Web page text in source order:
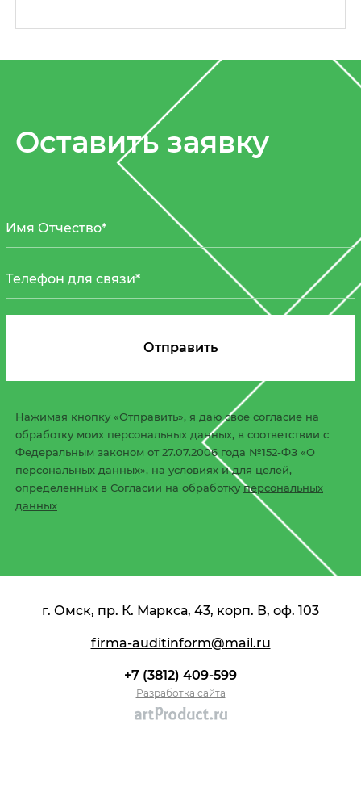
Оставить заявку
Нажимая кнопку «Отправить», я даю свое согласие на
обработку моих персональных данных, в соответствии с
Федеральным законом от 27.07.2006 года №152-ФЗ «О
персональных данных», на условиях и для целей,
определенных в Согласии на обработкуперсональных
данных
г. Омск, пр. К. Маркса, 43, корп. В, оф. 103
firma-auditinform@mail.ru
+7 (3812) 409-599
Разработка сайта